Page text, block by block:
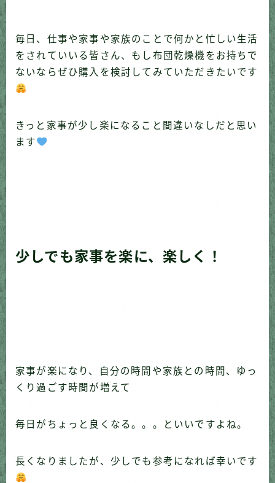
毎日、仕事や家事や家族のことで何かと忙しい生活
をされていいる皆さん、もし布団乾燥機をお持ちで
ないならぜひ購入を検討してみていただきたいです
きっと家事が少し楽になること間違いなしだと思い
ます
少しでも家事を楽に、楽しく！
家事が楽になり、自分の時間や家族との時間、ゆっ
くり過ごす時間が増えて
毎日がちょっと良くなる。。。といいですよね。
長くなりましたが、少しでも参考になれば幸いです